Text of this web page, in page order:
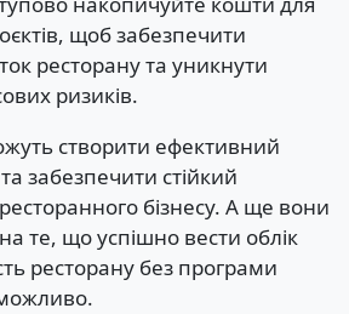
щоб забезпечити
ресторану та уникнути
ризиків.
створити ефективний
забезпечити стійкий
бізнесу. А ще вони
те, що успішно вести облік
ресторану без програми